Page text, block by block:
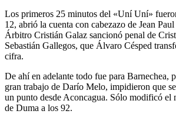
Los primeros 25 minutos del «Uní Uní»
12, abrió la cuenta con cabezazo de Jean
Árbitro Cristián Galaz sancionó penal de
Sebastián Gallegos, que Álvaro Césped
cifra.
De ahí en adelante todo fue para Barnechea,
gran trabajo de Darío Melo, impidieron que
un punto desde Aconcagua. Sólo modificó el
de Duma a los 92.